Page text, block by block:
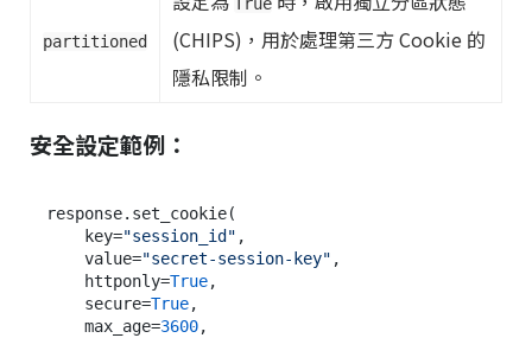
partitioned
(CHIPS)，用於處理第三方 Cookie 的
隱私限制。
安全設定範例：
response.set_cookie(
    key=
"session_id" ,
    value=
"secret-session-key" ,
    httponly=
True,
    secure=
True,
    max_age=
3600,